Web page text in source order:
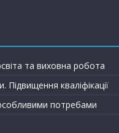
та виховна робота
Підвищення кваліфікації
потребами